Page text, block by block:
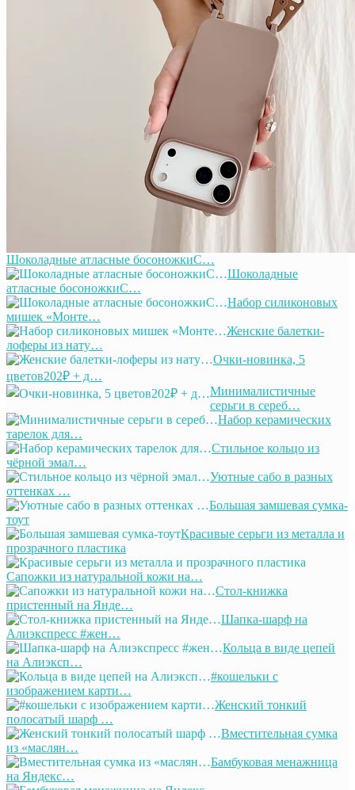
Шоколадные атласные босоножкиС…
Шоколадные
атласные босоножкиС…
Набор силиконовых
мишек «Монте…
Женские балетки-
лоферы из нату…
Очки-новинка, 5
цветов202₽ + д…
Минималистичные
серьги в сереб…
Набор керамических
тарелок для…
Стильное кольцо из
чёрной эмал…
Уютные сабо в разных
оттенках …
Большая замшевая сумка-
тоут
Красивые серьги из металла и
прозрачного пластика
Сапожки из натуральной кожи на…
Стол-книжка
пристенный на Янде…
Шапка-шарф на
Алиэкспресс #жен…
Кольца в виде цепей
на Алиэксп…
#кошельки с
изображением карти…
Женский тонкий
полосатый шарф …
Вместительная сумка
из «маслян…
Бамбуковая менажница
на Яндекс…